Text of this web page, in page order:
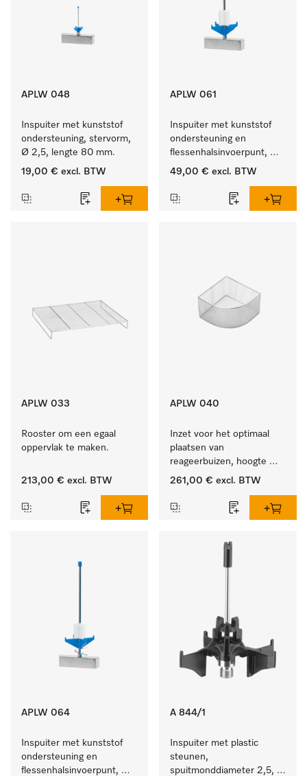
APLW 048
Inspuiter met kunststof
ondersteuning, stervorm,
Ø 2,5, lengte 80 mm.
19,00 € excl. BTW
APLW 061
Inspuiter met kunststof
ondersteuning en
flessenhalsinvoerpunt,
ster, Ø 6, lengte 115 mm.
49,00 € excl. BTW
APLW 033
Rooster om een egaal
oppervlak te maken.
213,00 € excl. BTW
APLW 040
Inzet voor het optimaal
plaatsen van
reageerbuizen, hoogte
100 mm.
261,00 € excl. BTW
APLW 064
Inspuiter met kunststof
ondersteuning en
flessenhalsinvoerpunt,
A 844/1
Inspuiter met plastic
steunen,
spuitmonddiameter 2,5,